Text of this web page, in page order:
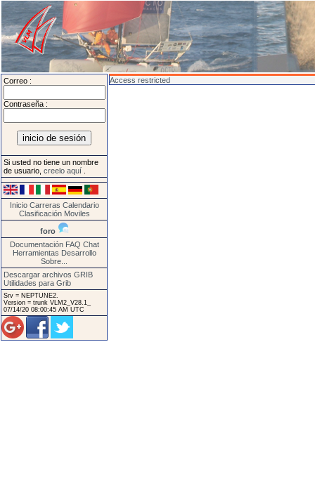
Correo :
Contraseña :
Si usted no tiene un nombre
de usuario, creelo aquí
Inicio Carreras Calendario
Clasificación Moviles
foro
Documentación FAQ Chat
Herramientas Desarrollo
Sobre...
Descargar archivos GRIB
Utilidades para Grib
Srv = NEPTUNE2.
Version = trunk VLM2_V28.1_
07/14/20 08:00:45 AM UTC
Access restricted